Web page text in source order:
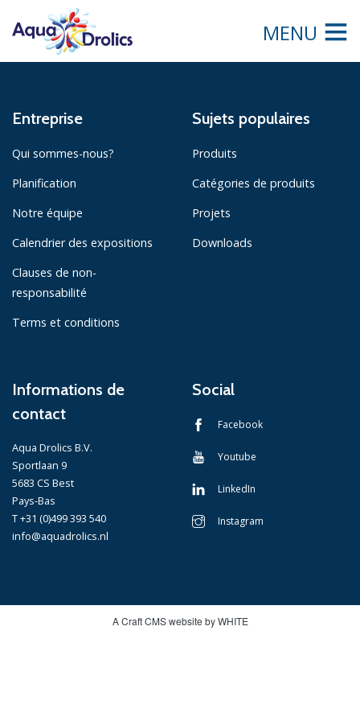
MENU
Entreprise
Qui sommes-nous?
Planification
Notre équipe
Calendrier des expositions
Clauses de non-
responsabilité
Terms et conditions
Sujets populaires
Produits
Catégories de produits
Projets
Downloads
Informations de
contact
Aqua Drolics B.V.
Sportlaan 9
5683 CS Best
Pays-Bas
T +31 (0)499 393 540
info@aquadrolics.nl
Social
Facebook
Youtube
LinkedIn
Instagram
A Craft CMS website by WHITE